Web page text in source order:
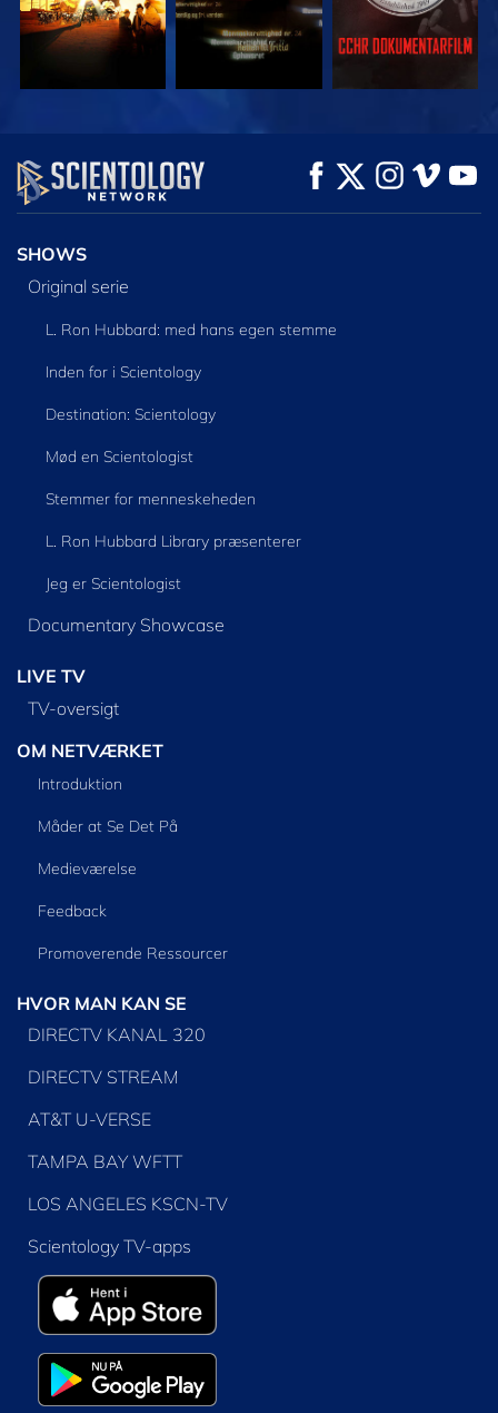
SE UDFORSK SERIEN
SHOWS
Original serie
L. Ron Hubbard: med hans egen stemme
Inden for i Scientology
Destination: Scientology
Mød en Scientologist
Stemmer for menneskeheden
L. Ron Hubbard Library præsenterer
Jeg er Scientologist
Documentary Showcase
LIVE TV
TV-oversigt
OM NETVÆRKET
Introduktion
Måder at Se Det På
Medieværelse
Feedback
Promoverende Ressourcer
HVOR MAN KAN SE
DIRECTV KANAL 320
DIRECTV STREAM
AT&T U-VERSE
TAMPA BAY WFTT
LOS ANGELES KSCN-TV
Scientology TV-apps